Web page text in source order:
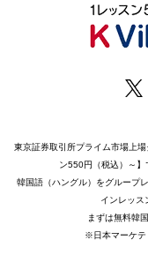
東京証券取引所プライム市場上
ン550円（税込）～
韓国語（ハングル）をグループ
インレッス
まずは無料韓
※日本マーケテ